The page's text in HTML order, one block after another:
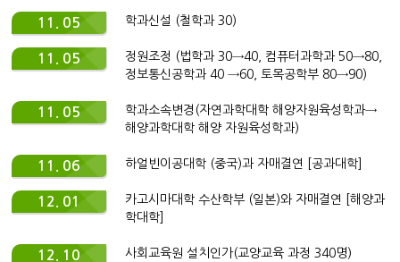
11. 05 학과신설 (철학과 30)
11. 05
정원조정 (법학과 30→40, 컴퓨터과학과 50→80,
정보통신공학과 40 →60, 토목공학부 80→90)
11. 05
학과소속변경(자연과학대학 해양자원육성학과→
해양과학대학 해양 자원육성학과)
11. 06 하얼빈이공대학 (중국)과 자매결연 [공과대학]
12. 01
카고시마대학 수산학부 (일본)와 자매결연 [해양과
학대학]
12. 10 사회교육원 설치인가(교양교육 과정 340명)